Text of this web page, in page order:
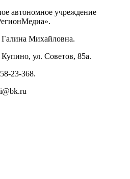
автономное учреждение
Михайловна.
ул. Советов, 85а.
23-368.